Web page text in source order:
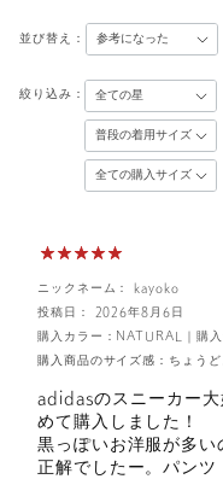
並び替え：
絞り込み：
ニックネーム： kayoko
投稿日： 2026年8月6日
購
購入カラー：NATURAL
購入商品のサイズ感： ちょう
adidasのスニーカー
めて購入しました！
黒っぽいお洋服が多い
正解でしたー。パンツ